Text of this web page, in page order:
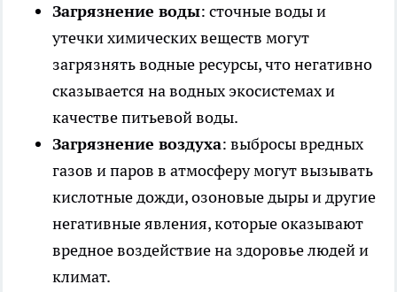
Загрязнение воды: сточные воды и
утечки химических веществ могут
загрязнять водные ресурсы, что негативно
сказывается на водных экосистемах и
качестве питьевой воды.
Загрязнение воздуха: выбросы вредных
газов и паров в атмосферу могут вызывать
кислотные дожди, озоновые дыры и другие
негативные явления, которые оказывают
вредное воздействие на здоровье людей и
климат.